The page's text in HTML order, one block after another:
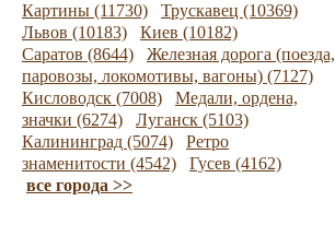
Картины (11730)
Трускавец (10369)
Львов (10183)
Киев (10182)
Саратов (8644)
Железная дорога (поезда,
паровозы, локомотивы, вагоны) (7127)
Кисловодск (7008)
Медали, ордена,
значки (6274)
Луганск (5103)
Калининград (5074)
Ретро
знаменитости (4542)
Гусев (4162)
все города >>